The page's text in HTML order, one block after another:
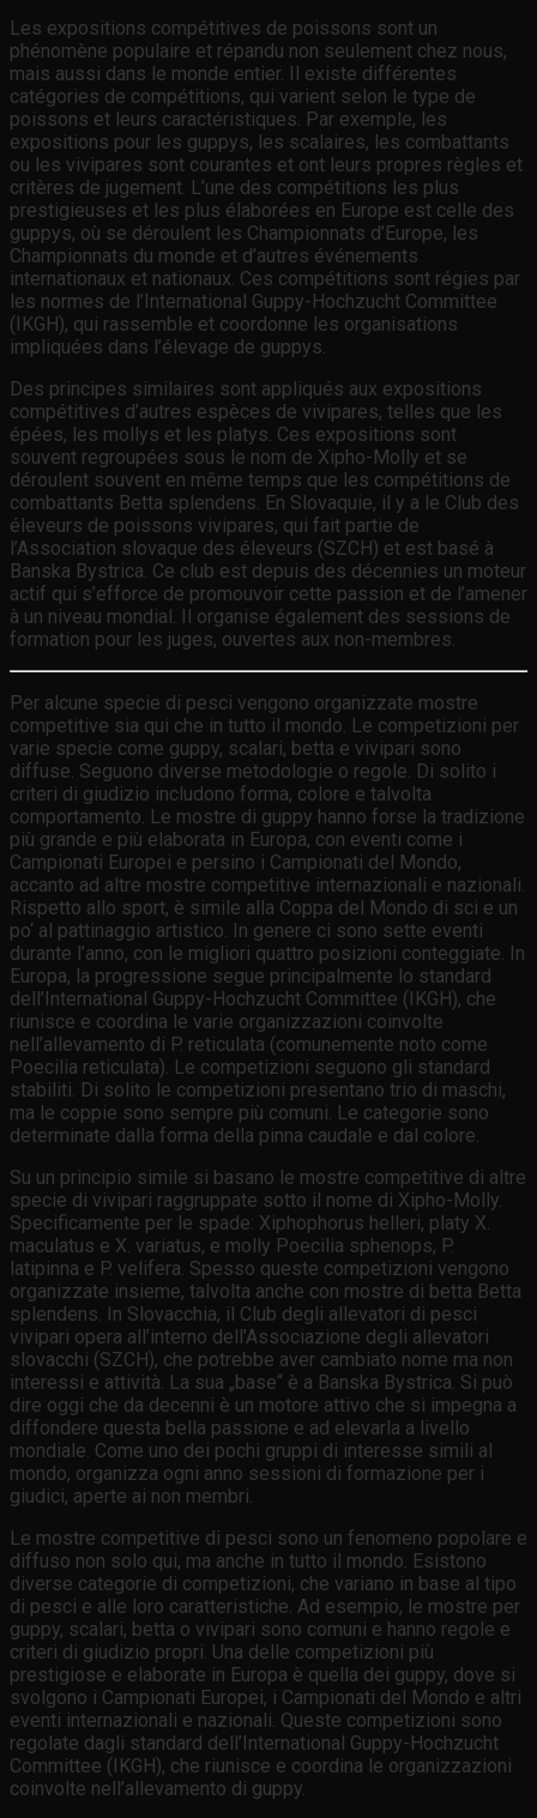
Les expositions compétitives de poissons sont un
phénomène populaire et répandu non seulement chez nous,
mais aussi dans le monde entier. Il existe différentes
catégories de compétitions, qui varient selon le type de
poissons et leurs caractéristiques. Par exemple, les
expositions pour les guppys, les scalaires, les combattants
ou les vivipares sont courantes et ont leurs propres règles et
critères de jugement. L’une des compétitions les plus
prestigieuses et les plus élaborées en Europe est celle des
guppys, où se déroulent les Championnats d’Europe, les
Championnats du monde et d’autres événements
internationaux et nationaux. Ces compétitions sont régies par
les normes de l’International Guppy-Hochzucht Committee
(IKGH), qui rassemble et coordonne les organisations
impliquées dans l’élevage de guppys.
Des principes similaires sont appliqués aux expositions
compétitives d’autres espèces de vivipares, telles que les
épées, les mollys et les platys. Ces expositions sont
souvent regroupées sous le nom de Xipho-Molly et se
déroulent souvent en même temps que les compétitions de
combattants Betta splendens. En Slovaquie, il y a le Club des
éleveurs de poissons vivipares, qui fait partie de
l’Association slovaque des éleveurs (SZCH) et est basé à
Banska Bystrica. Ce club est depuis des décennies un moteur
actif qui s’efforce de promouvoir cette passion et de l’amener
à un niveau mondial. Il organise également des sessions de
formation pour les juges, ouvertes aux non-membres.
Per alcune specie di pesci vengono organizzate mostre
competitive sia qui che in tutto il mondo. Le competizioni per
varie specie come guppy, scalari, betta e vivipari sono
diffuse. Seguono diverse metodologie o regole. Di solito i
criteri di giudizio includono forma, colore e talvolta
comportamento. Le mostre di guppy hanno forse la tradizione
più grande e più elaborata in Europa, con eventi come i
Campionati Europei e persino i Campionati del Mondo,
accanto ad altre mostre competitive internazionali e nazionali.
Rispetto allo sport, è simile alla Coppa del Mondo di sci e un
po‘ al pattinaggio artistico. In genere ci sono sette eventi
durante l’anno, con le migliori quattro posizioni conteggiate. In
Europa, la progressione segue principalmente lo standard
dell’International Guppy-Hochzucht Committee (IKGH), che
riunisce e coordina le varie organizzazioni coinvolte
nell’allevamento di P. reticulata (comunemente noto come
Poecilia reticulata). Le competizioni seguono gli standard
stabiliti. Di solito le competizioni presentano trio di maschi,
ma le coppie sono sempre più comuni. Le categorie sono
determinate dalla forma della pinna caudale e dal colore.
Su un principio simile si basano le mostre competitive di altre
specie di vivipari raggruppate sotto il nome di Xipho-Molly.
Specificamente per le spade: Xiphophorus helleri, platy X.
maculatus e X. variatus, e molly Poecilia sphenops, P.
latipinna e P. velifera. Spesso queste competizioni vengono
organizzate insieme, talvolta anche con mostre di betta Betta
splendens. In Slovacchia, il Club degli allevatori di pesci
vivipari opera all’interno dell’Associazione degli allevatori
slovacchi (SZCH), che potrebbe aver cambiato nome ma non
interessi e attività. La sua „base“ è a Banska Bystrica. Si può
dire oggi che da decenni è un motore attivo che si impegna a
diffondere questa bella passione e ad elevarla a livello
mondiale. Come uno dei pochi gruppi di interesse simili al
mondo, organizza ogni anno sessioni di formazione per i
giudici, aperte ai non membri.
Le mostre competitive di pesci sono un fenomeno popolare e
diffuso non solo qui, ma anche in tutto il mondo. Esistono
diverse categorie di competizioni, che variano in base al tipo
di pesci e alle loro caratteristiche. Ad esempio, le mostre per
guppy, scalari, betta o vivipari sono comuni e hanno regole e
criteri di giudizio propri. Una delle competizioni più
prestigiose e elaborate in Europa è quella dei guppy, dove si
svolgono i Campionati Europei, i Campionati del Mondo e altri
eventi internazionali e nazionali. Queste competizioni sono
regolate dagli standard dell’International Guppy-Hochzucht
Committee (IKGH), che riunisce e coordina le organizzazioni
coinvolte nell’allevamento di guppy.